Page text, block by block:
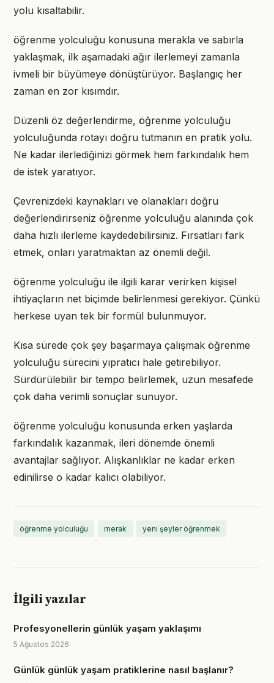
yolu kısaltabilir.
öğrenme yolculuğu konusuna merakla ve sabırla
yaklaşmak, ilk aşamadaki ağır ilerlemeyi zamanla
ivmeli bir büyümeye dönüştürüyor. Başlangıç her
zaman en zor kısımdır.
Düzenli öz değerlendirme, öğrenme yolculuğu
yolculuğunda rotayı doğru tutmanın en pratik yolu.
Ne kadar ilerlediğinizi görmek hem farkındalık hem
de istek yaratıyor.
Çevrenizdeki kaynakları ve olanakları doğru
değerlendirirseniz öğrenme yolculuğu alanında çok
daha hızlı ilerleme kaydedebilirsiniz. Fırsatları fark
etmek, onları yaratmaktan az önemli değil.
öğrenme yolculuğu ile ilgili karar verirken kişisel
ihtiyaçların net biçimde belirlenmesi gerekiyor. Çünkü
herkese uyan tek bir formül bulunmuyor.
Kısa sürede çok şey başarmaya çalışmak öğrenme
yolculuğu sürecini yıpratıcı hale getirebiliyor.
Sürdürülebilir bir tempo belirlemek, uzun mesafede
çok daha verimli sonuçlar sunuyor.
öğrenme yolculuğu konusunda erken yaşlarda
farkındalık kazanmak, ileri dönemde önemli
avantajlar sağlıyor. Alışkanlıklar ne kadar erken
edinilirse o kadar kalıcı olabiliyor.
öğrenme yolculuğu merak yeni şeyler öğrenmek
İlgili yazılar
Profesyonellerin günlük yaşam yaklaşımı
5 Ağustos 2026
Günlük günlük yaşam pratiklerine nasıl başlanır?